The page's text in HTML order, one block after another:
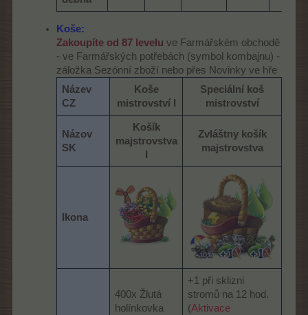
Koše:
Zakoupíte od 87 levelu ve Farmářském obchodě
- ve Farmářských potřebách (symbol kombajnu) -
záložka Sezónní zboží nebo přes Novinky ve hře
Název
CZ
Koše
mistrovství I
Speciální koš
mistrovství
Názov
SK
Košík
majstrovstva
Zvláštny košík
majstrovstva
Ikona
400x Žlutá
holínkovka
+1 při sklizni
stromů na 12 hod.
(Aktivace